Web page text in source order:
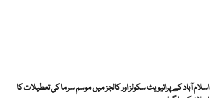
اسلام آباد کے پرائیویٹ سکولز اور کالجز میں موسم سرما کی تعطیلات کا